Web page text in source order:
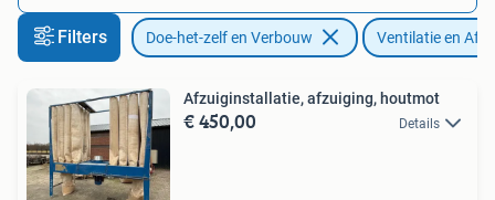
Filters Doe-het-zelf en Verbouw Ventilatie en
Afzuiginstallatie, afzuiging, houtmot
€ 450,00 Details